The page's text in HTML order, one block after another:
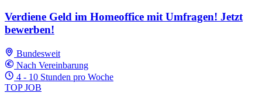
Verdiene Geld im Homeoffice mit Umfragen! Jetzt
bewerben!
Bundesweit
Nach Vereinbarung
4 - 10 Stunden pro Woche
TOP JOB